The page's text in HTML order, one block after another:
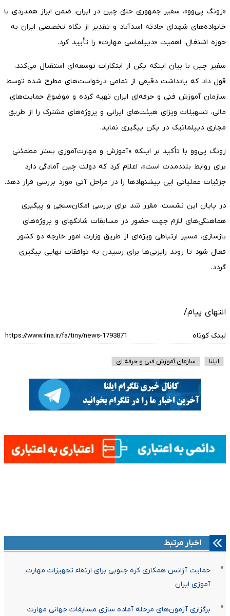
«زونگ پی‌وو»، سفیر جمهوری خلق چین در ایران، ضمن ابراز همدردی با
خانواده‌های شهدای حادثه اسدآباد و تقدیر از نگاه تخصصی ایران به
حوزه اشتغال، اهمیت «دیپلماسی مهارت» را تأیید کرد.
سفیر چین با بیان اینکه پکن از ابتکارات توسعه‌ای استقبال می‌کند،
قول داد که یادداشت دقیقی از تمامی درخواست‌های مطرح شده توسط
سازمان آموزش فنی و حرفه‌ای ایران تهیه کرده و موضوع حمایت‌های
مالی، تسهیلات ویزای هیئت‌های ایرانی و پروژه‌های مشترک را از طریق
مجاری دیپلماتیک در پکن پیگیری نماید.
زونگ پی‌وو با تأکید بر اینکه «آموزش و مهارت‌آموزی بستر مطمئنی
برای روابط بلندمدت است»، اعلام کرد که دولت چین آمادگی دارد
جزئیات عملیاتی این پیشنهادها را در مراحل آتی مورد بررسی قرار دهد.
در پایان این نشست، مقرر شد برای بررسی امکان‌سنجی و پیگیری
هماهنگی‌های لازم جهت حضور در مسابقات شانگهای و پروژه‌های
بازسازی، مسیر ارتباطی ویژه‌ای از طریق وزارت امور خارجه دو کشور
فعال شود تا روند رایزنی‌ها برای رسیدن به توافقات نهایی پیگیری
گردد.
انتهای پیام/
لینک کوتاه
ایلنا سازمان آموزش فنی و حرفه ای
اخبار مرتبط
حمایت آژانس همکاری‌ کره جنوبی برای ارتقاء تجهیزات مهارت
آموزی ایران
برگزاری آزمون‌های مرحله آماده سازی مسابقات جهانی مهارت